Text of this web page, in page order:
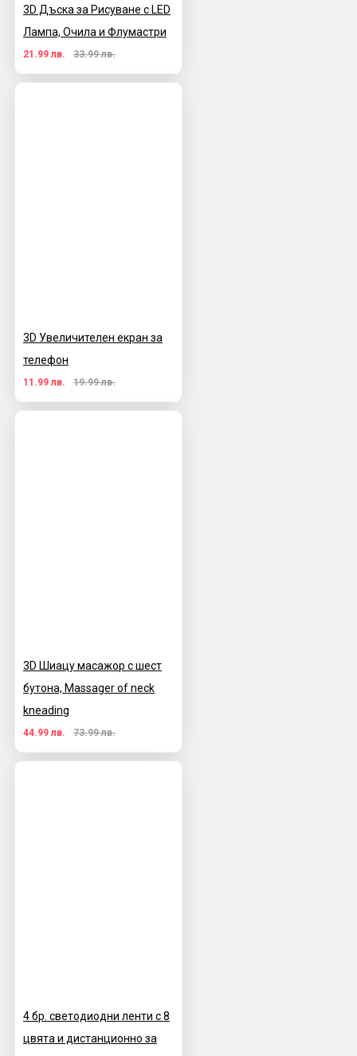
3D Дъска за Рисуване с LED
Лампа, Очила и Флумастри
21.99 лв. 33.99 лв.
3D Увеличителен екран за
телефон
11.99 лв. 19.99 лв.
3D Шиацу масажор с шест
бутона, Massager of neck
kneading
44.99 лв. 73.99 лв.
4 бр. светодиодни ленти с 8
цвята и дистанционно за